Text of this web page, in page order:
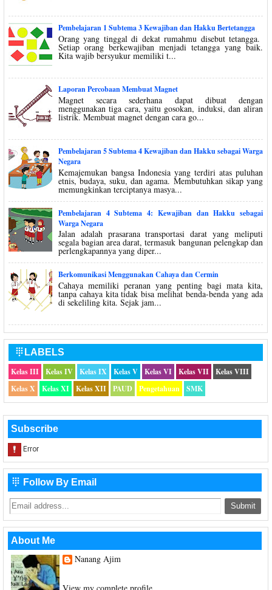
Pembelajaran 1 Subtema 3 Kewajiban dan Hakku Bertetangga
Orang yang tinggal di dekat rumahmu disebut tetangga.
Setiap orang berkewajiban menjadi tetangga yang baik.
Kita wajib bersyukur memiliki t...
Laporan Percobaan Membuat Magnet
Magnet secara sederhana dapat dibuat dengan
menggunakan tiga cara, yaitu gosokan, induksi, dan aliran
listrik. Membuat magnet dengan cara go...
Pembelajaran 5 Subtema 4 Kewajiban dan Hakku sebagai Warga
Negara
Kemajemukan bangsa Indonesia yang terdiri atas puluhan
etnis, budaya, suku, dan agama. Membutuhkan sikap yang
memungkinkan terciptanya masya...
Pembelajaran 4 Subtema 4: Kewajiban dan Hakku sebagai
Warga Negara
Jalan adalah prasarana transportasi darat yang meliputi
segala bagian area darat, termasuk bangunan pelengkap dan
perlengkapannya yang diper...
Berkomunikasi Menggunakan Cahaya dan Cermin
Cahaya memiliki peranan yang penting bagi mata kita,
tanpa cahaya kita tidak bisa melihat benda-benda yang ada
di sekeliling kita. Sejak jam...
 LABELS
Kelas III
Kelas IV Kelas IX Kelas V Kelas VI Kelas VII
Kelas VIII
Kelas X
Kelas XI Kelas XII PAUD Pengetahuan SMK
Subscribe
 Follow By Email
About Me
Nanang Ajim